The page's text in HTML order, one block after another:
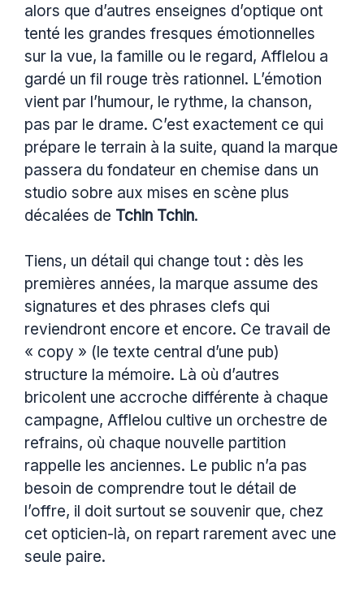
alors que d’autres enseignes d’optique ont
tenté les grandes fresques émotionnelles
sur la vue, la famille ou le regard, Afflelou a
gardé un fil rouge très rationnel. L’émotion
vient par l’humour, le rythme, la chanson,
pas par le drame. C’est exactement ce qui
prépare le terrain à la suite, quand la marque
passera du fondateur en chemise dans un
studio sobre aux mises en scène plus
décalées de Tchin Tchin.
Tiens, un détail qui change tout : dès les
premières années, la marque assume des
signatures et des phrases clefs qui
reviendront encore et encore. Ce travail de
« copy » (le texte central d’une pub)
structure la mémoire. Là où d’autres
bricolent une accroche différente à chaque
campagne, Afflelou cultive un orchestre de
refrains, où chaque nouvelle partition
rappelle les anciennes. Le public n’a pas
besoin de comprendre tout le détail de
l’offre, il doit surtout se souvenir que, chez
cet opticien-là, on repart rarement avec une
seule paire.